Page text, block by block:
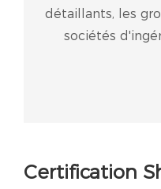
détaillants, les
sociétés
Certification